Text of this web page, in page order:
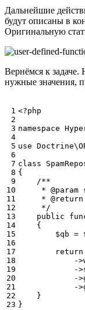
Дальнейшие
будут описаны в
Оригинальную
Вернёмся к
нужные значения,
1
2
3
4
5
6
7
8
9
10
11
12
13
14
15
16
17
18
19
20
21
22
23
<?php
namespace
use
class
{
/**
* @param
*
     */
public
{
$qb =
return
->
->
->
->
}
}